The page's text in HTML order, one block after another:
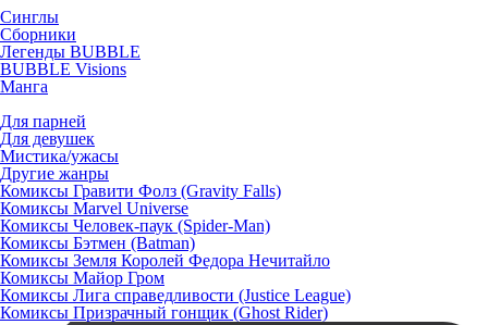
Синглы
Сборники
Легенды BUBBLE
BUBBLE Visions
Манга
Для парней
Для девушек
Мистика/ужасы
Другие жанры
Комиксы Гравити Фолз (Gravity Falls)
Комиксы Marvel Universe
Комиксы Человек-паук (Spider-Man)
Комиксы Бэтмен (Batman)
Комиксы Земля Королей Федора Нечитайло
Комиксы Майор Гром
Комиксы Лига справедливости (Justice League)
Комиксы Призрачный гонщик (Ghost Rider)